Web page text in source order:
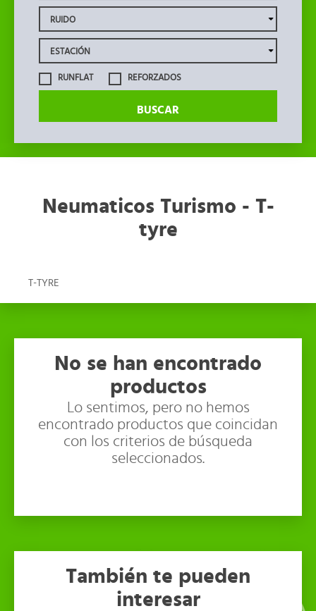
RUNFLAT REFORZADOS
BUSCAR
Neumaticos Turismo - T-
tyre
T-TYRE
No se han encontrado
productos
Lo sentimos, pero no hemos
encontrado productos que coincidan
con los criterios de búsqueda
seleccionados.
También te pueden
interesar